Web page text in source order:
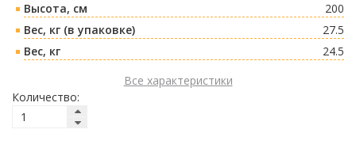
Высота, см
200
Вес, кг (в упаковке)
27.5
Вес, кг
24.5
Все характеристики
Количество: